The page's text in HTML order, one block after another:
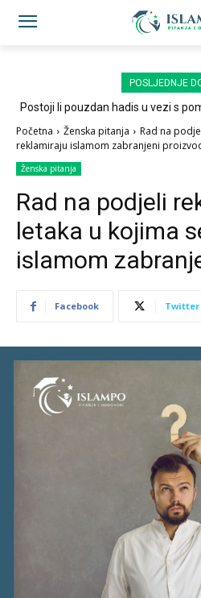
POSLJEDNJE
Postoji li pouzdan hadis u vezi s
Početna Ženska pitanja
Rad na
reklamiraju islamom zabranjeni
Ženska pitanja
Rad na podjeli
letaka u kojima
islamom
Facebook Twitter